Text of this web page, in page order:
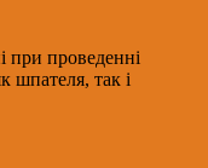
при проведенні
шпателя, так і